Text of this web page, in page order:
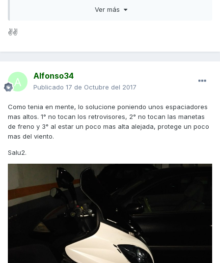
no solo los retrovisores, girando hacia la derecha me toca
Gracias a todos de antemano. Salu2.
Ver más
✌✌
Alfonso34
Publicado 17 de Octubre del 2017
Como tenia en mente, lo solucione poniendo unos espaciadores
mas altos. 1° no tocan los retrovisores, 2° no tocan las manetas
de freno y 3° al estar un poco mas alta alejada, protege un poco
mas del viento.
Salu2.